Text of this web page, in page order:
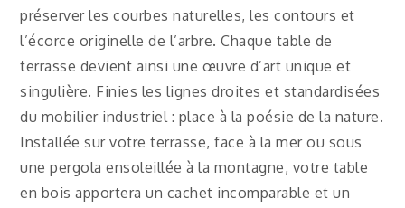
préserver les courbes naturelles, les contours et
l’écorce originelle de l’arbre. Chaque table de
terrasse devient ainsi une œuvre d’art unique et
singulière. Finies les lignes droites et standardisées
du mobilier industriel : place à la poésie de la nature.
Installée sur votre terrasse, face à la mer ou sous
une pergola ensoleillée à la montagne, votre table
en bois apportera un cachet incomparable et un